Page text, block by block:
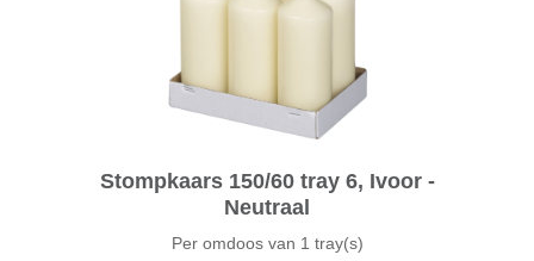
Stompkaars 150/60 tray 6, Ivoor -
Neutraal
Per omdoos van 1 tray(s)